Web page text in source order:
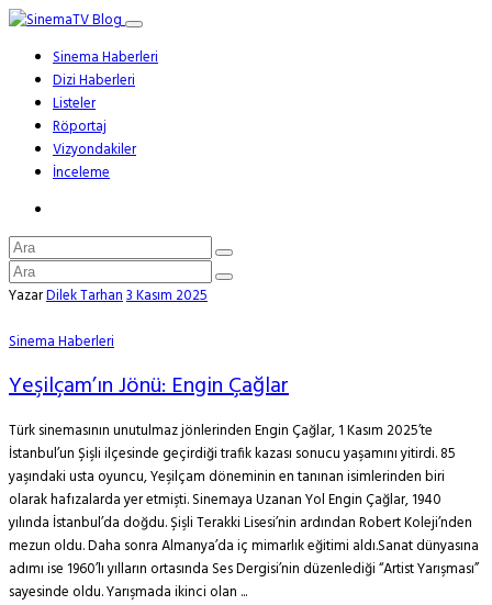
Sinema Haberleri
Dizi Haberleri
Listeler
Röportaj
Vizyondakiler
İnceleme
YazarDilek Tarhan3 Kasım 2025
Sinema Haberleri
Yeşilçam’ın Jönü: Engin Çağlar
Türk sinemasının unutulmaz jönlerinden Engin Çağlar, 1 Kasım 2025’te
İstanbul’un Şişli ilçesinde geçirdiği trafik kazası sonucu yaşamını yitirdi. 85
yaşındaki usta oyuncu, Yeşilçam döneminin en tanınan isimlerinden biri
olarak hafızalarda yer etmişti. Sinemaya Uzanan Yol Engin Çağlar, 1940
yılında İstanbul’da doğdu. Şişli Terakki Lisesi’nin ardından Robert Koleji’nden
mezun oldu. Daha sonra Almanya’da iç mimarlık eğitimi aldı.Sanat dünyasına
adımı ise 1960’lı yılların ortasında Ses Dergisi’nin düzenlediği “Artist Yarışması”
sayesinde oldu. Yarışmada ikinci olan ...